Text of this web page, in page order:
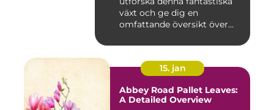
växt och ge dig en
omfattande översikt över...
15. jan
Abbey Road Pallet Leaves:
A Detailed Overview